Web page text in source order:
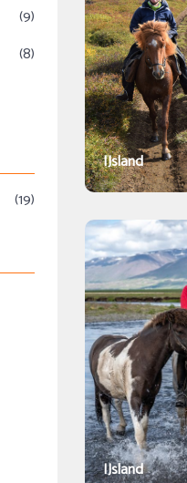
(9)
(8)
(19)
IJsland
IJsland